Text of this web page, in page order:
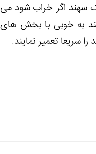
سهند اگر خراب شود می
سهند به خوبی با بخش های
سریعا تعمیر نمایند.